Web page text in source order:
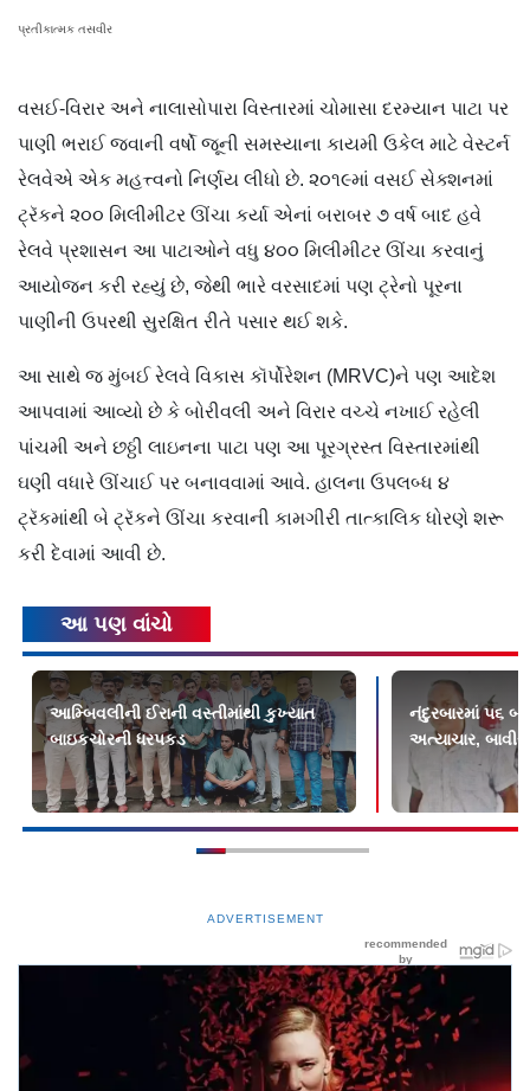
પ્રતીકાત્મક તસવીર
વસઈ-વિરાર અને નાલાસોપારા વિસ્તારમાં ચોમાસા દરમ્યાન પાટા પર
પાણી ભરાઈ જવાની વર્ષો જૂની સમસ્યાના કાયમી ઉકેલ માટે વેસ્ટર્ન
રેલવેએ એક મહત્ત્વનો નિર્ણય લીધો છે. ૨૦૧૯માં વસઈ સેક્શનમાં
ટ્રૅકને ૨૦૦ મિલીમીટર ઊંચા કર્યા એનાં બરાબર ૭ વર્ષ બાદ હવે
રેલવે પ્રશાસન આ પાટાઓને વધુ ૪૦૦ મિલીમીટર ઊંચા કરવાનું
આયોજન કરી રહ્યું છે, જેથી ભારે વરસાદમાં પણ ટ્રેનો પૂરના
પાણીની ઉપરથી સુરક્ષિત રીતે પસાર થઈ શકે.
આ સાથે જ મુંબઈ રેલવે વિકાસ કૉર્પોરેશન (MRVC)ને પણ આદેશ
આપવામાં આવ્યો છે કે બોરીવલી અને વિરાર વચ્ચે નખાઈ રહેલી
પાંચમી અને છઠ્ઠી લાઇનના પાટા પણ આ પૂરગ્રસ્ત વિસ્તારમાંથી
ઘણી વધારે ઊંચાઈ પર બનાવવામાં આવે. હાલના ઉપલબ્ધ ૪
ટ્રૅકમાંથી બે ટ્રૅકને ઊંચા કરવાની કામગીરી તાત્કાલિક ધોરણે શરૂ
કરી દેવામાં આવી છે.
આ પણ વાંચો
આમ્બિવલીની ઈરાની વસ્તીમાંથી કુખ્યાત
બાઇકચોરની ધરપકડ
નંદુરબારમાં ૫૬
અત્યાચાર,
ADVERTISEMENT